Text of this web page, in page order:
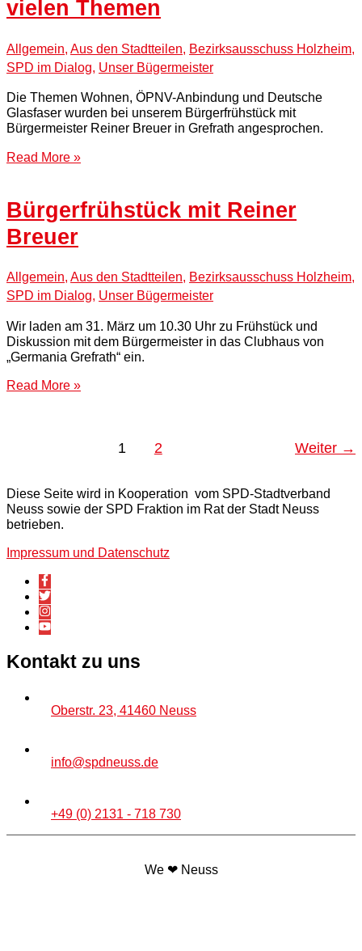
vielen Themen
Allgemein, Aus den Stadtteilen, Bezirksausschuss Holzheim,
SPD im Dialog, Unser Bügermeister
Die Themen Wohnen, ÖPNV-Anbindung und Deutsche
Glasfaser wurden bei unserem Bürgerfrühstück mit
Bürgermeister Reiner Breuer in Grefrath angesprochen.
Read More »
Bürgerfrühstück mit Reiner
Breuer
Allgemein, Aus den Stadtteilen, Bezirksausschuss Holzheim,
SPD im Dialog, Unser Bügermeister
Wir laden am 31. März um 10.30 Uhr zu Frühstück und
Diskussion mit dem Bürgermeister in das Clubhaus von
„Germania Grefrath“ ein.
Read More »
1 2 Weiter →
Diese Seite wird in Kooperation vom SPD-Stadtverband
Neuss sowie der SPD Fraktion im Rat der Stadt Neuss
betrieben.
Impressum und Datenschutz
Kontakt zu uns
Oberstr. 23, 41460 Neuss
info@spdneuss.de
+49 (0) 2131 - 718 730
We ❤ Neuss